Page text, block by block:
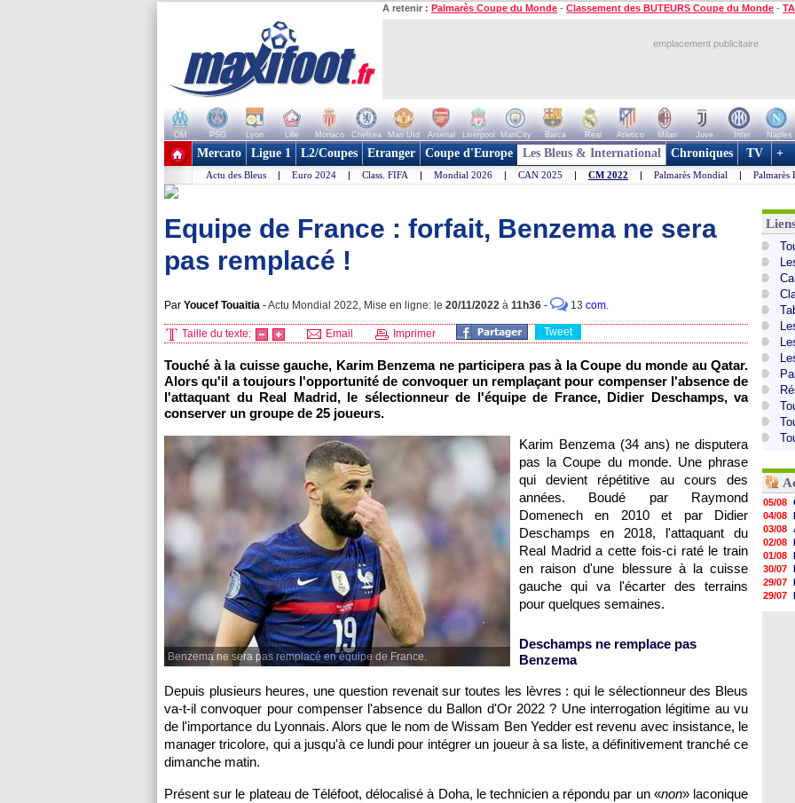
A retenir : Palmarès Coupe du Monde - Classement des BUTEURS Coupe du Monde -
emplacement publicitaire
OM PSG Lyon Lille Monaco Chelsea Man Utd Arsenal Liverpool ManCity Barca Real Atletico Milan Juve Inter Naples
+ de clubs
Mercato Ligue 1 L2/Coupes Etranger Coupe d'Europe Les Bleus & International Chroniques TV +
Actu des Bleus | Euro 2024 | Class. FIFA | Mondial 2026 | CAN 2025 | CM 2022 | Palmarès Mondial | Palmarès
Equipe de France : forfait, Benzema ne sera
pas remplacé !
Par Youcef Touaitia -Actu Mondial 2022, Mise en ligne: le 20/11/2022 à 11h36 - 13 com.
Taille du texte: Email Imprimer Tweet
Touché à la cuisse gauche, Karim Benzema ne participera pas à la Coupe du monde au Qatar.
Alors qu'il a toujours l'opportunité de convoquer un remplaçant pour compenser l'absence de
l'attaquant du Real Madrid, le sélectionneur de l'équipe de France, Didier Deschamps, va
conserver un groupe de 25 joueurs.
Benzema ne sera pas remplacé en équipe de France.
Karim Benzema (34 ans) ne disputera
pas la Coupe du monde. Une phrase
qui devient répétitive au cours des
années. Boudé par Raymond
Domenech en 2010 et par Didier
Deschamps en 2018, l'attaquant du
Real Madrid a cette fois-ci raté le train
en raison d'une blessure à la cuisse
gauche qui va l'écarter des terrains
pour quelques semaines.
Deschamps ne remplace pas
Benzema
Depuis plusieurs heures, une question revenait sur toutes les lèvres : qui le sélectionneur des Bleus
va-t-il convoquer pour compenser l'absence du Ballon d'Or 2022 ? Une interrogation légitime au vu
de l'importance du Lyonnais. Alors que le nom de Wissam Ben Yedder est revenu avec insistance, le
manager tricolore, qui a jusqu'à ce lundi pour intégrer un joueur à sa liste, a définitivement tranché ce
dimanche matin.
Présent sur le plateau de Téléfoot, délocalisé à Doha, le technicien a répondu par un «non» laconique
05/08
04/08
03/08
02/08
01/08
30/07
29/07
29/07